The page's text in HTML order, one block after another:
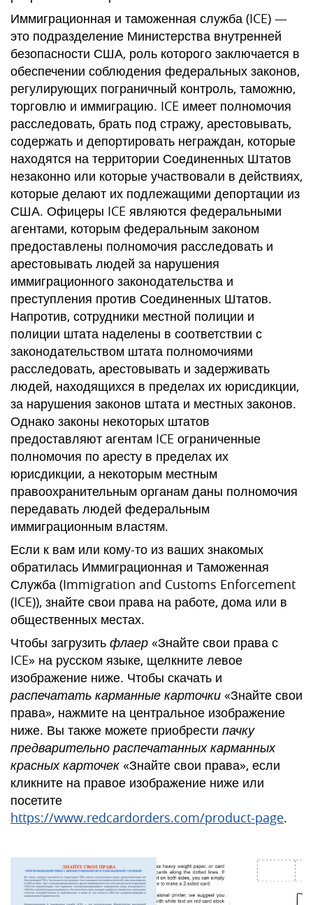
Иммиграционная и таможенная служба (ICE) —
это подразделение Министерства внутренней
безопасности США, роль которого заключается в
обеспечении соблюдения федеральных законов,
регулирующих пограничный контроль, таможню,
торговлю и иммиграцию. ICE имеет полномочия
расследовать, брать под стражу, арестовывать,
содержать и депортировать неграждан, которые
находятся на территории Соединенных Штатов
незаконно или которые участвовали в действиях,
которые делают их подлежащими депортации из
США. Офицеры ICE являются федеральными
агентами, которым федеральным законом
предоставлены полномочия расследовать и
арестовывать людей за нарушения
иммиграционного законодательства и
преступления против Соединенных Штатов.
Напротив, сотрудники местной полиции и
полиции штата наделены в соответствии с
законодательством штата полномочиями
расследовать, арестовывать и задерживать
людей, находящихся в пределах их юрисдикции,
за нарушения законов штата и местных законов.
Однако законы некоторых штатов
предоставляют агентам ICE ограниченные
полномочия по аресту в пределах их
юрисдикции, а некоторым местным
правоохранительным органам даны полномочия
передавать людей федеральным
иммиграционным властям.
Если к вам или кому-то из ваших знакомых
обратилась Иммиграционная и Таможенная
Служба (Immigration and Customs Enforcement
(ICE)), знайте свои права на работе, дома или в
общественных местах.
Чтобы загрузить флаер «Знайте свои права с
ICE» на русском языке, щелкните левое
изображение ниже. Чтобы скачать и
распечатать карманные карточки «Знайте свои
права», нажмите на центральное изображение
ниже. Вы также можете приобрести пачку
предварительно распечатанных карманных
красных карточек «Знайте свои права», если
кликните на правое изображение ниже или
посетите
https://www.redcardorders.com/product-page.